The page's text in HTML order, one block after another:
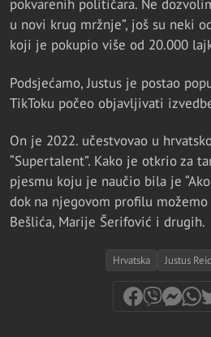
pokvarenih političara. Ne
u novi krug mržnje”, još su neki
koji je pokupio više od 20.000
Podsjećamo, Justus je postao
TikToku počeo objavljivati
On je 2022. učestvovao u
“Supertalent”. Kako je otkrio za
pjesmu koju je naučio bila je
dok na njegovom profilu
Bešlića, Marije Šerifović i drugih.
Hrvatska Justus Reid